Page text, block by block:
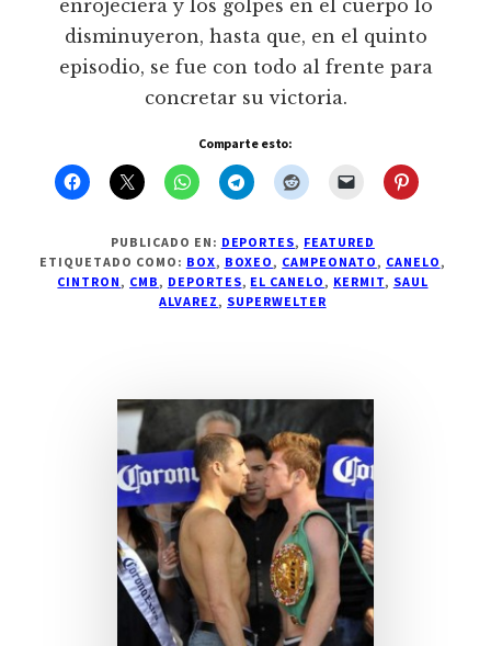
enrojeciera y los golpes en el cuerpo lo
disminuyeron, hasta que, en el quinto
episodio, se fue con todo al frente para
concretar su victoria.
Comparte esto:
PUBLICADO EN: DEPORTES, FEATURED
ETIQUETADO COMO: BOX, BOXEO, CAMPEONATO, CANELO,
CINTRON, CMB, DEPORTES, EL CANELO, KERMIT, SAUL
ALVAREZ, SUPERWELTER